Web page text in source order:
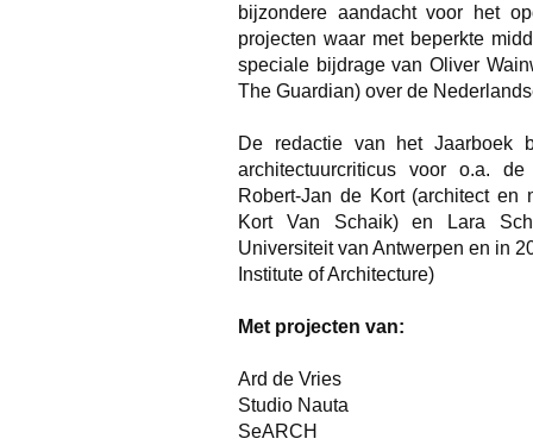
bijzondere aandacht voor het
projecten waar met beperkte
speciale bijdrage van Oliver
The Guardian) over de
De redactie van het Jaarboek
architectuurcriticus voor o.a.
Robert-Jan de Kort (architect en
Kort Van Schaik) en Lara
Universiteit van Antwerpen en in
Institute of Architecture)
Met projecten van:
Ard de Vries
Studio Nauta
SeARCH